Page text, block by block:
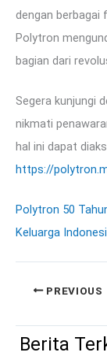
dengan berbagai
Polytron
bagian dari
Segera kunjungi
nikmati
hal ini dapat
https://
Polytron 50
Keluarga
PREVIOUS
Berita